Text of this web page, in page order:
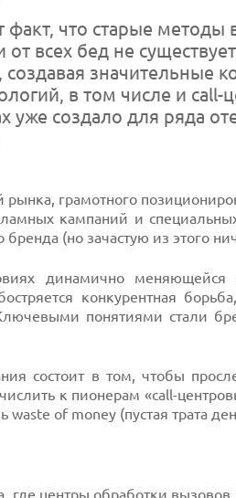
факт, что старые
всех бед не
значительные
в том числе и call-
уже создало для ряда
грамотного
кампаний и
(но зачастую из этого
динамично
конкурентная
понятиями стали
состоит в том, чтобы
к пионерам «call-
of money (пустая трата
где центры обработки вызовов